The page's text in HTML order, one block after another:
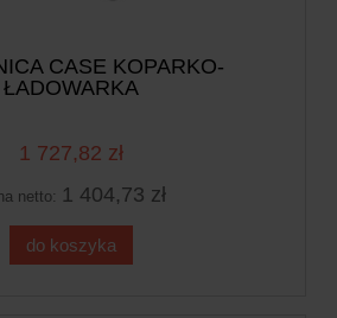
CASE KOPARKO-
ŁADOWARKA
1 727,82 zł
netto: 1 404,73 zł
do koszyka